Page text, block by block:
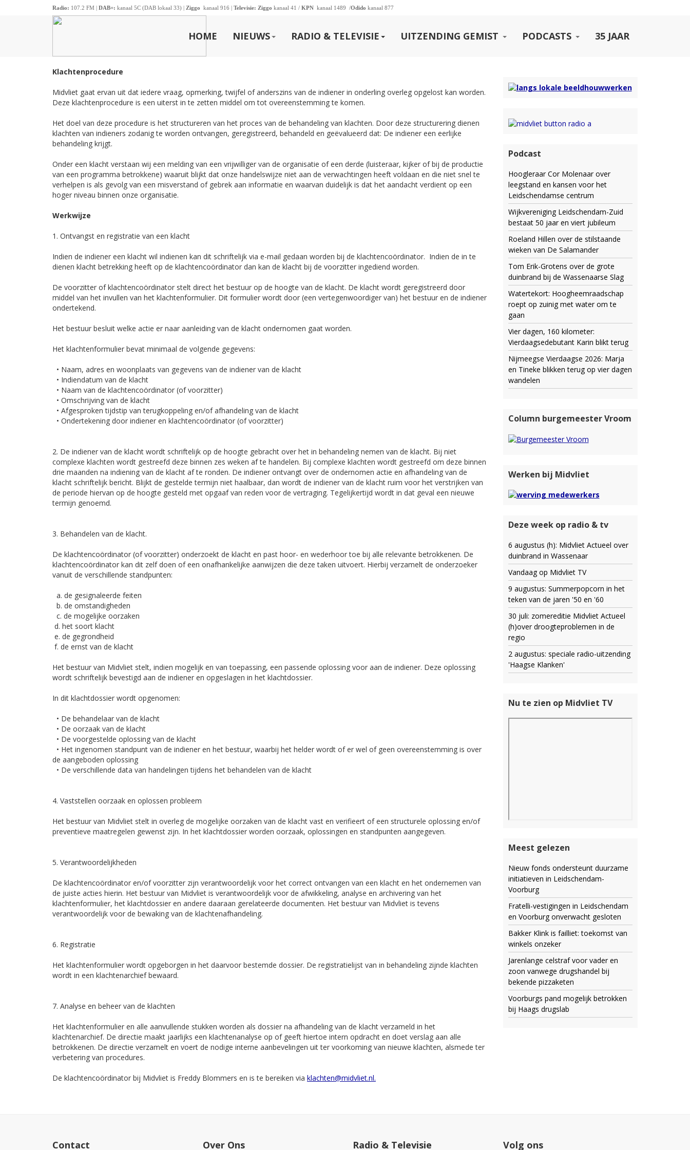
Radio: 107.2 FM | DAB+: kanaal 5C (DAB lokaal 33) | Ziggo kanaal 916 | Televisie: Ziggo kanaal 41 / KPN kanaal 1489 /Odido kanaal 877
HOME NIEUWS RADIO & TELEVISIE UITZENDING GEMIST PODCASTS 35 JAAR
Klachtenprocedure
Midvliet gaat ervan uit dat iedere vraag, opmerking, twijfel of anderszins van de indiener in onderling overleg opgelost kan worden.
Deze klachtenprocedure is een uiterst in te zetten middel om tot overeenstemming te komen.
Het doel van deze procedure is het structureren van het proces van de behandeling van klachten. Door deze structurering dienen
klachten van indieners zodanig te worden ontvangen, geregistreerd, behandeld en geëvalueerd dat: De indiener een eerlijke
behandeling krijgt.
Onder een klacht verstaan wij een melding van een vrijwilliger van de organisatie of een derde (luisteraar, kijker of bij de productie
van een programma betrokkene) waaruit blijkt dat onze handelswijze niet aan de verwachtingen heeft voldaan en die niet snel te
verhelpen is als gevolg van een misverstand of gebrek aan informatie en waarvan duidelijk is dat het aandacht verdient op een
hoger niveau binnen onze organisatie.
Werkwijze
1. Ontvangst en registratie van een klacht
Indien de indiener een klacht wil indienen kan dit schriftelijk via e-mail gedaan worden bij de klachtencoördinator. Indien de in te
dienen klacht betrekking heeft op de klachtencoördinator dan kan de klacht bij de voorzitter ingediend worden.
De voorzitter of klachtencoördinator stelt direct het bestuur op de hoogte van de klacht. De klacht wordt geregistreerd door
middel van het invullen van het klachtenformulier. Dit formulier wordt door (een vertegenwoordiger van) het bestuur en de indiener
ondertekend.
Het bestuur besluit welke actie er naar aanleiding van de klacht ondernomen gaat worden.
Het klachtenformulier bevat minimaal de volgende gegevens:
• Naam, adres en woonplaats van gegevens van de indiener van de klacht
• Indiendatum van de klacht
• Naam van de klachtencoördinator (of voorzitter)
• Omschrijving van de klacht
• Afgesproken tijdstip van terugkoppeling en/of afhandeling van de klacht
• Ondertekening door indiener en klachtencoördinator (of voorzitter)
2. De indiener van de klacht wordt schriftelijk op de hoogte gebracht over het in behandeling nemen van de klacht. Bij niet
complexe klachten wordt gestreefd deze binnen zes weken af te handelen. Bij complexe klachten wordt gestreefd om deze binnen
drie maanden na indiening van de klacht af te ronden. De indiener ontvangt over de ondernomen actie en afhandeling van de
klacht schriftelijk bericht. Blijkt de gestelde termijn niet haalbaar, dan wordt de indiener van de klacht ruim voor het verstrijken van
de periode hiervan op de hoogte gesteld met opgaaf van reden voor de vertraging. Tegelijkertijd wordt in dat geval een nieuwe
termijn genoemd.
3. Behandelen van de klacht.
De klachtencoördinator (of voorzitter) onderzoekt de klacht en past hoor- en wederhoor toe bij alle relevante betrokkenen. De
klachtencoördinator kan dit zelf doen of een onafhankelijke aanwijzen die deze taken uitvoert. Hierbij verzamelt de onderzoeker
vanuit de verschillende standpunten:
a. de gesignaleerde feiten
b. de omstandigheden
c. de mogelijke oorzaken
d. het soort klacht
e. de gegrondheid
f. de ernst van de klacht
Het bestuur van Midvliet stelt, indien mogelijk en van toepassing, een passende oplossing voor aan de indiener. Deze oplossing
wordt schriftelijk bevestigd aan de indiener en opgeslagen in het klachtdossier.
In dit klachtdossier wordt opgenomen:
• De behandelaar van de klacht
• De oorzaak van de klacht
• De voorgestelde oplossing van de klacht
• Het ingenomen standpunt van de indiener en het bestuur, waarbij het helder wordt of er wel of geen overeenstemming is over
de aangeboden oplossing
• De verschillende data van handelingen tijdens het behandelen van de klacht
4. Vaststellen oorzaak en oplossen probleem
Het bestuur van Midvliet stelt in overleg de mogelijke oorzaken van de klacht vast en verifieert of een structurele oplossing en/of
preventieve maatregelen gewenst zijn. In het klachtdossier worden oorzaak, oplossingen en standpunten aangegeven.
5. Verantwoordelijkheden
De klachtencoördinator en/of voorzitter zijn verantwoordelijk voor het correct ontvangen van een klacht en het ondernemen van
de juiste acties hierin. Het bestuur van Midvliet is verantwoordelijk voor de afwikkeling, analyse en archivering van het
klachtenformulier, het klachtdossier en andere daaraan gerelateerde documenten. Het bestuur van Midvliet is tevens
verantwoordelijk voor de bewaking van de klachtenafhandeling.
6. Registratie
Het klachtenformulier wordt opgeborgen in het daarvoor bestemde dossier. De registratielijst van in behandeling zijnde klachten
wordt in een klachtenarchief bewaard.
7. Analyse en beheer van de klachten
Het klachtenformulier en alle aanvullende stukken worden als dossier na afhandeling van de klacht verzameld in het
klachtenarchief. De directie maakt jaarlijks een klachtenanalyse op of geeft hiertoe intern opdracht en doet verslag aan alle
betrokkenen. De directie verzamelt en voert de nodige interne aanbevelingen uit ter voorkoming van nieuwe klachten, alsmede ter
verbetering van procedures.
De klachtencoördinator bij Midvliet is Freddy Blommers en is te bereiken via klachten@midvliet.nl.
Podcast
Hoogleraar Cor Molenaar over
leegstand en kansen voor het
Leidschendamse centrum
Wijkvereniging Leidschendam-Zuid
bestaat 50 jaar en viert jubileum
Roeland Hillen over de stilstaande
wieken van De Salamander
Tom Erik-Grotens over de grote
duinbrand bij de Wassenaarse Slag
Watertekort: Hoogheemraadschap
roept op zuinig met water om te
gaan
Vier dagen, 160 kilometer:
Vierdaagsedebutant Karin blikt terug
Nijmeegse Vierdaagse 2026: Marja
en Tineke blikken terug op vier dagen
wandelen
Column burgemeester Vroom
Werken bij Midvliet
Deze week op radio & tv
6 augustus (h): Midvliet Actueel over
duinbrand in Wassenaar
Vandaag op Midvliet TV
9 augustus: Summerpopcorn in het
teken van de jaren '50 en '60
30 juli: zomereditie Midvliet Actueel
(h)over droogteproblemen in de
regio
2 augustus: speciale radio-uitzending
'Haagse Klanken'
Nu te zien op Midvliet TV
Meest gelezen
Nieuw fonds ondersteunt duurzame
initiatieven in Leidschendam-
Voorburg
Fratelli-vestigingen in Leidschendam
en Voorburg onverwacht gesloten
Bakker Klink is failliet: toekomst van
winkels onzeker
Jarenlange celstraf voor vader en
zoon vanwege drugshandel bij
bekende pizzaketen
Voorburgs pand mogelijk betrokken
bij Haags drugslab
Contact Over Ons Radio & Televisie Volg ons